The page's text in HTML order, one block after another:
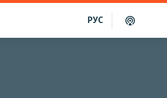
РУС